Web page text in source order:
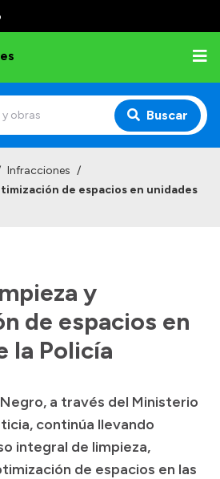
Buscar
de Faltas de Tránsito
Infracciones /
de espacios en unidades
y
de espacios en
la Policía
a través del Ministerio
continúa llevando
integral de limpieza,
de espacios en las